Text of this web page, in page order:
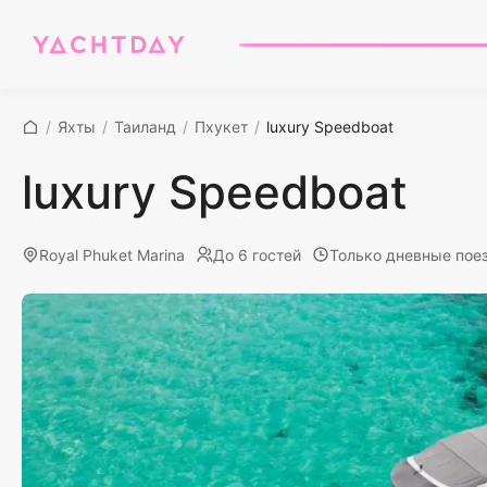
/ Яхты / Таиланд / Пхукет / luxury Speedboat
luxury Speedboat
Royal Phuket Marina До 6 гостей Только дневные